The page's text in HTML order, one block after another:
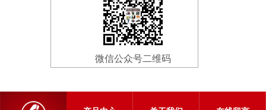
微信公众号二维码